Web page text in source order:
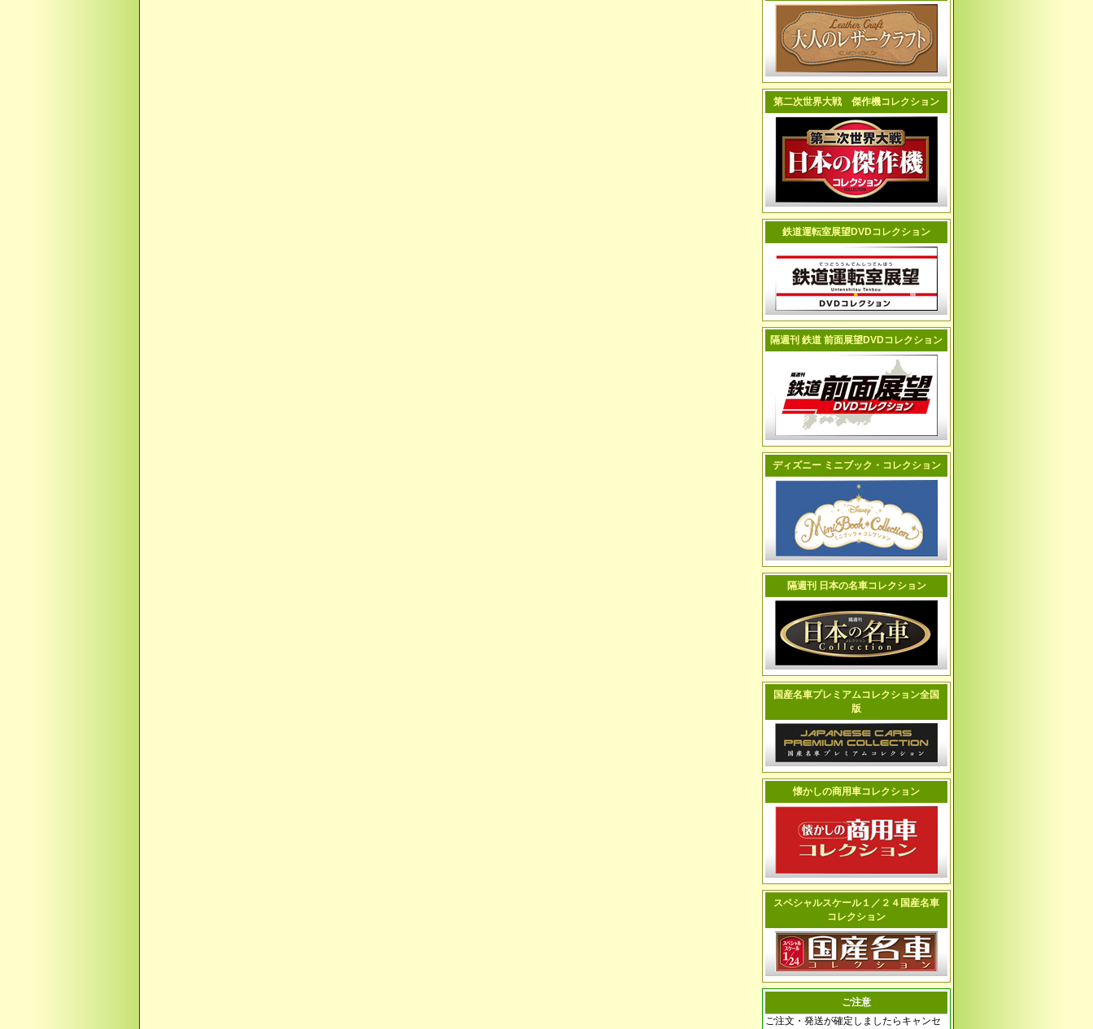
第二次世界大戦 傑作機コレクション
鉄道運転室展望DVDコレクション
隔週刊 鉄道 前面展望DVDコレクション
ディズニー ミニブック・コレクション
隔週刊 日本の名車コレクション
国産名車プレミアムコレクション全国
版
懐かしの商用車コレクション
スペシャルスケール１／２４国産名車
コレクション
ご注意
ご注文・発送が確定しましたらキャンセ